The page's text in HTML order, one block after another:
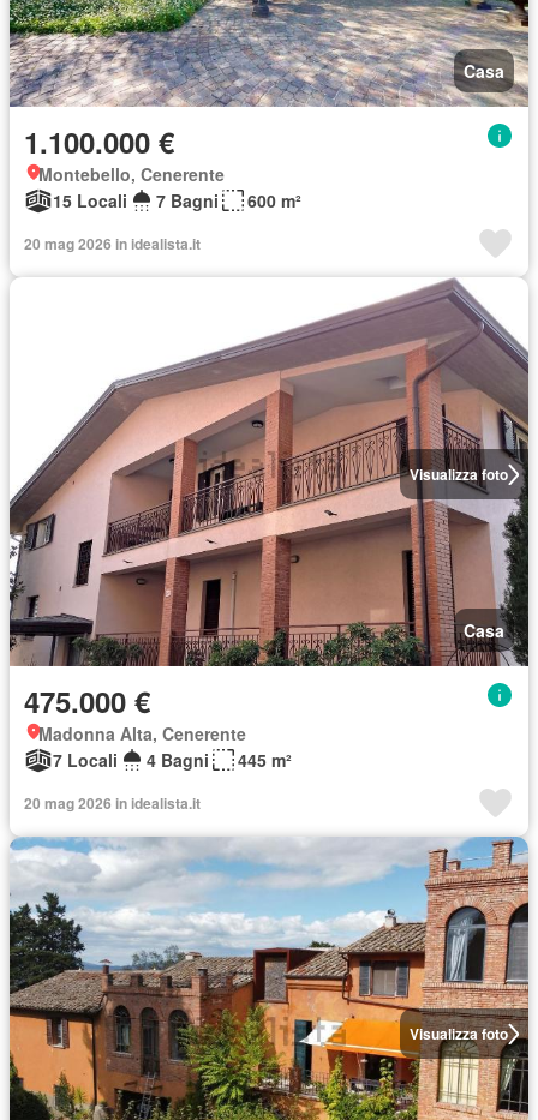
Casa
1.100.000 €
Montebello, Cenerente
15 Locali
7 Bagni 600 m²
20 mag 2026 in idealista.it
Visualizza foto
Casa
475.000 €
Madonna Alta, Cenerente
7 Locali
4 Bagni 445 m²
20 mag 2026 in idealista.it
Visualizza foto